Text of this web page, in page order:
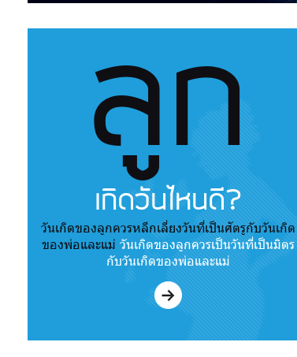
ลูก
เกิดวันไหนดี?
วันเกิดของลูกควรหลีกเลี่ยงวันที่เป็นศัตรูกับวันเกิด
ของพ่อและแม่ วันเกิดของลูกควรเป็นวันที่เป็นมิตร
กับวันเกิดของพ่อและแม่